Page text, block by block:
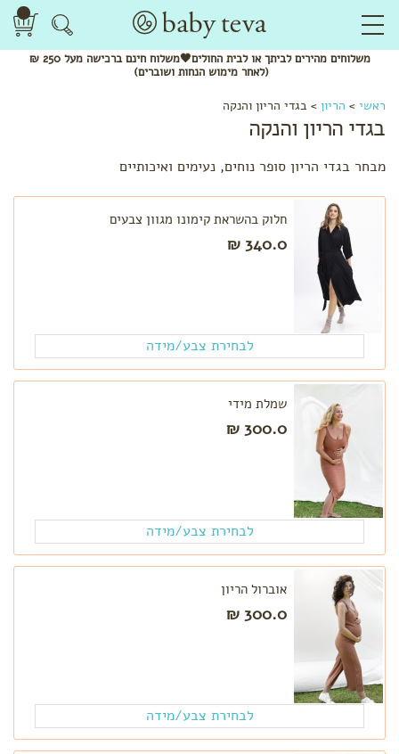
משלוחיםמהיריםלביתך או לבית החולים🖤משלוחחינם
ברכישה מעל 250 ₪
(לאחר מימוש הנחות ושוברים)
לפי
קטגוריה
אתריים
ותערובות
לשתייה
מתנות
להריון
בגדי
והנקה
לפי שלב
בהריון
טרימסטר
ראשון
טרימסטר
טרימסטר
שלישי
-
לידה
רשימת
קניות
ללידה
לפי צורך
בחילות
וצרבות
הרגעה,
אנרגיה
ושיפור
ראשי > הריון > בגדי הריון והנקה
בגדי הריון והנקה
מבחר בגדי הריון סופר נוחים, נעימים ואיכותיים
חלוק בהשראת קימונו מגוון צבעים
340.0 ₪
לבחירת צבע/מידה
שמלת מידי
300.0 ₪
לבחירת צבע/מידה
אוברול הריון
300.0 ₪
לבחירת צבע/מידה